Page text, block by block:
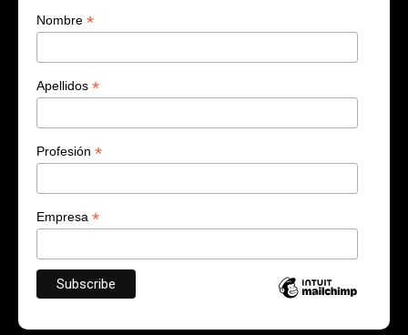
Nombre *
Apellidos *
Profesión *
Empresa *